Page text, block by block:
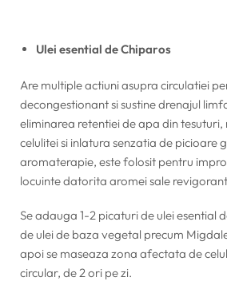
Ulei esential de Chiparos
Are multiple actiuni asupra circulatiei
decongestionant si sustine drenajul
eliminarea retentiei de apa din tesuturi,
celulitei si inlatura senzatia de picioare
aromaterapie, este folosit pentru
locuinte datorita aromei sale
Se adauga 1-2 picaturi de ulei esential
de ulei de baza vegetal precum
apoi se maseaza zona afectata de
circular, de 2 ori pe zi.